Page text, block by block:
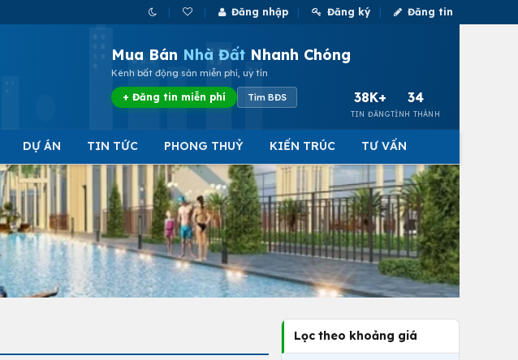
Đăng nhập Đăng ký Đăng tin
Mua Bán Nhà Đất Nhanh Chóng
Kênh bất động sản miễn phí, uy tín
+ Đăng tin miễn phí Tìm BĐS 38K+
TIN ĐĂNG
34
TỈNH THÀNH
DỰ ÁN TIN TỨC PHONG THUỶ KIẾN TRÚC TƯ VẤN
Lọc theo khoảng giá